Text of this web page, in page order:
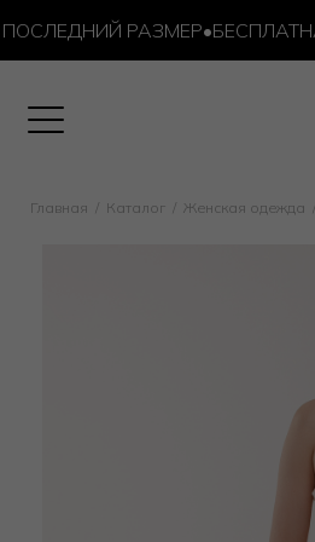
РАЗМЕР•БЕСПЛАТНАЯ
Главная Каталог Женская одежда